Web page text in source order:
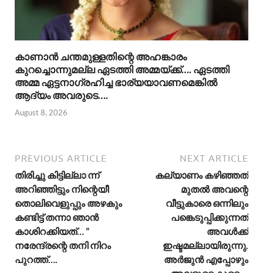
കാണാൻ ചന്തമുള്ളതിന്റെ അഹങ്കാരം
കുറച്ചൊന്നുമല്ല ഏടത്തി അമ്മയ്ക്ക്…. ഏടത്തി
അമ്മ ഏട്ടനാഗ്രഹിച്ച ഭാര്യയാവണമെങ്കിൽ
ആദ്യം അവരുടെ….
August 8, 2026
PREVIOUS ARTICLE
തിരിച്ചു കിട്ടില്ലാ ന്ന്
അറിഞ്ഞിട്ടും നിന്റെയീ
തൊലിവെളുപ്പും അഴകും
കണ്ടിട്ട് തന്നാ ഞാൻ
കാശിറക്കിയത്… ”
നരേന്ദ്രന്റെ തനി നിറം
പുറത്ത്….
NEXT ARTICLE
കല്യാണം കഴിഞ്ഞത്
മുതൽ അവന്റെ
വീട്ടുകാരെ ഒന്നിലും
പങ്കെടുപ്പിക്കുന്നത്
അവൾക്ക്
ഇഷ്ടമല്ലായിരുന്നു.
അർജുൻ എപ്പോഴും